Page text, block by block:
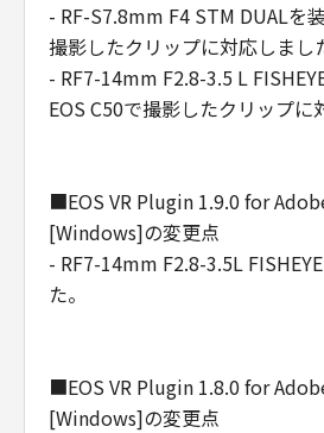
- RF-S7.8mm F4 STM DUALを
撮影したクリップに対応しまし
- RF7-14mm F2.8-3.5 L
EOS C50で撮影したクリップに
■EOS VR Plugin 1.9.0 for
[Windows]の変更点
- RF7-14mm F2.8-3.5L
た。
■EOS VR Plugin 1.8.0 for
[Windows]の変更点